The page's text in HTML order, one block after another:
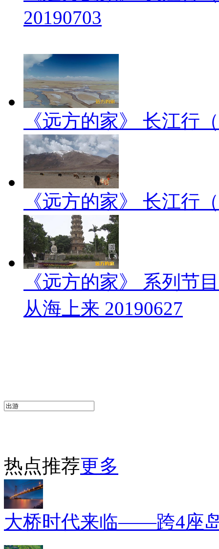
20190703
《远方的家》 长江行
《远方的家》 长江行
《远方的家》 系列
从海上来 20190627
热点推荐更多
大桥时代来临——跨4座